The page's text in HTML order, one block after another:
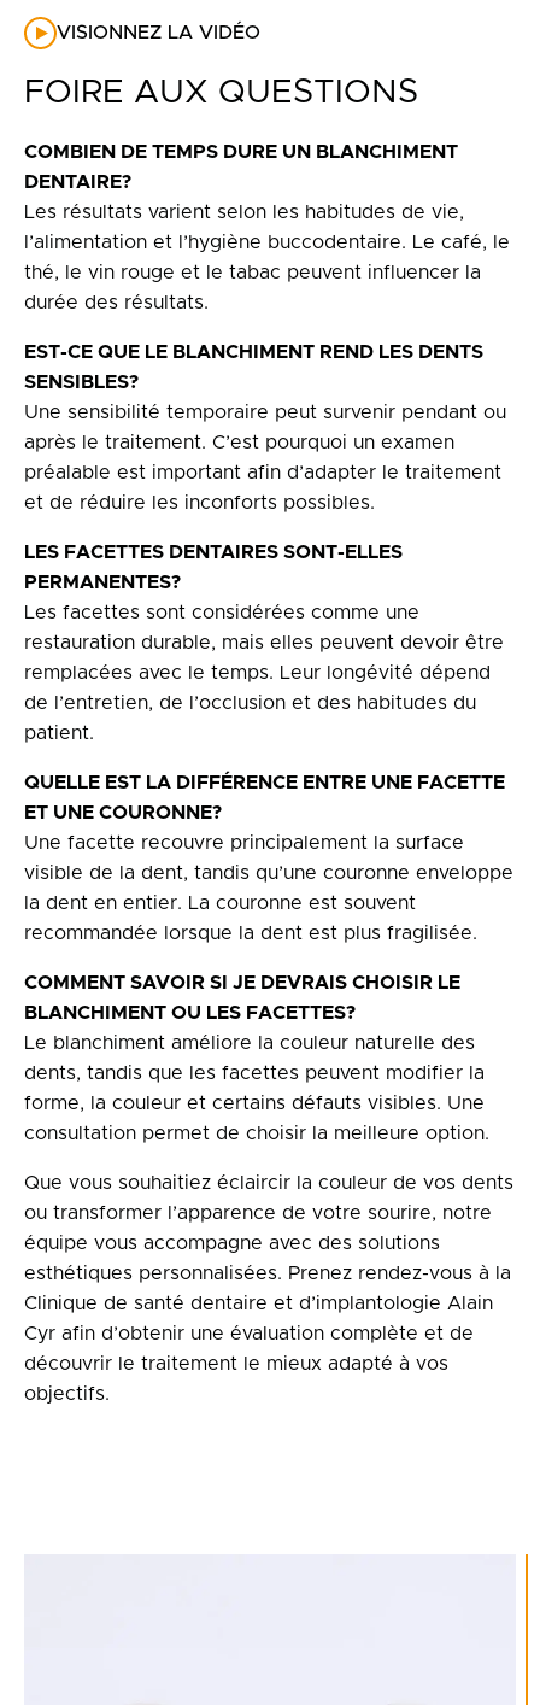
VISIONNEZ LA VIDÉO
FOIRE AUX QUESTIONS
COMBIEN DE TEMPS DURE UN BLANCHIMENT
DENTAIRE?
Les résultats varient selon les habitudes de vie,
l’alimentation et l’hygiène buccodentaire. Le café, le
thé, le vin rouge et le tabac peuvent influencer la
durée des résultats.
EST-CE QUE LE BLANCHIMENT REND LES DENTS
SENSIBLES?
Une sensibilité temporaire peut survenir pendant ou
après le traitement. C’est pourquoi un examen
préalable est important afin d’adapter le traitement
et de réduire les inconforts possibles.
LES FACETTES DENTAIRES SONT-ELLES
PERMANENTES?
Les facettes sont considérées comme une
restauration durable, mais elles peuvent devoir être
remplacées avec le temps. Leur longévité dépend
de l’entretien, de l’occlusion et des habitudes du
patient.
QUELLE EST LA DIFFÉRENCE ENTRE UNE FACETTE
ET UNE COURONNE?
Une facette recouvre principalement la surface
visible de la dent, tandis qu’une couronne enveloppe
la dent en entier. La couronne est souvent
recommandée lorsque la dent est plus fragilisée.
COMMENT SAVOIR SI JE DEVRAIS CHOISIR LE
BLANCHIMENT OU LES FACETTES?
Le blanchiment améliore la couleur naturelle des
dents, tandis que les facettes peuvent modifier la
forme, la couleur et certains défauts visibles. Une
consultation permet de choisir la meilleure option.
Que vous souhaitiez éclaircir la couleur de vos dents
ou transformer l’apparence de votre sourire, notre
équipe vous accompagne avec des solutions
esthétiques personnalisées. Prenez rendez-vous à la
Clinique de santé dentaire et d’implantologie Alain
Cyr afin d’obtenir une évaluation complète et de
découvrir le traitement le mieux adapté à vos
objectifs.